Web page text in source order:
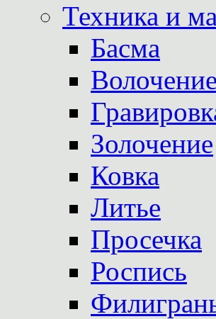
Техника и
Басма
Волочение
Золочение
Ковка
Литье
Просечка
Роспись